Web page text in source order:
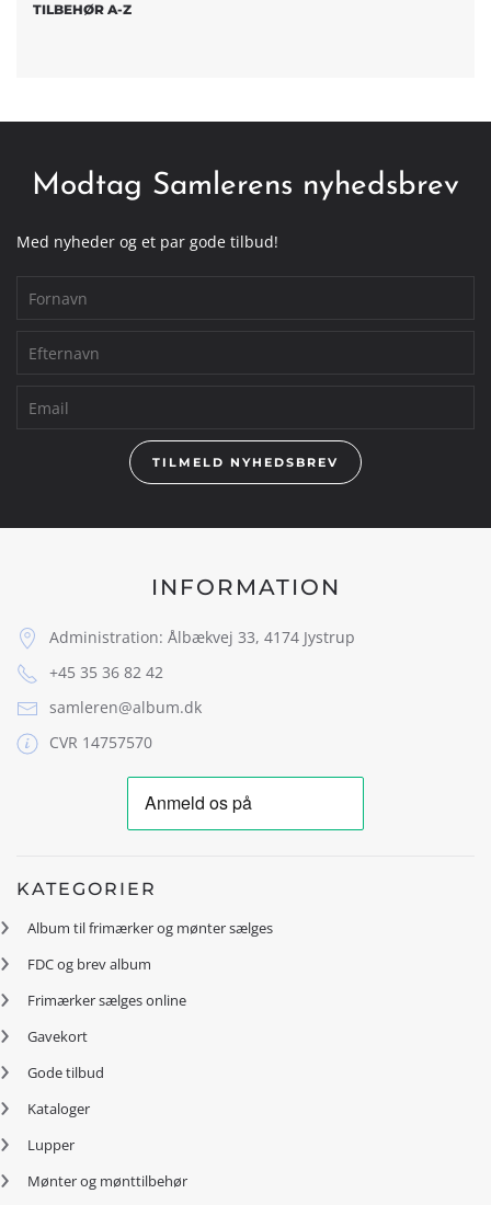
TILBEHØR A-Z
Modtag Samlerens nyhedsbrev
Med nyheder og et par gode tilbud!
TILMELD NYHEDSBREV
INFORMATION
Administration: Ålbækvej 33, 4174 Jystrup
+45 35 36 82 42
samleren@album.dk
CVR 14757570
KATEGORIER
Album til frimærker og mønter sælges
FDC og brev album
Frimærker sælges online
Gavekort
Gode tilbud
Kataloger
Lupper
Mønter og mønttilbehør